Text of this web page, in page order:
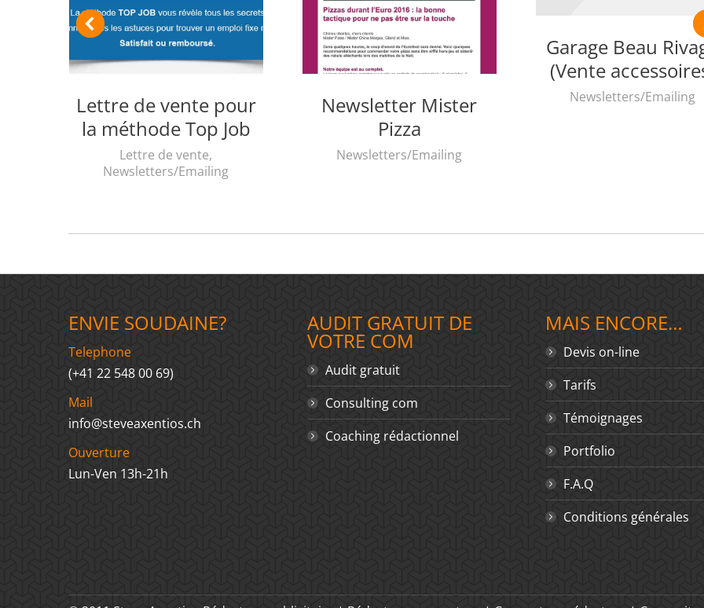
Lettre de vente pour
la méthode Top Job
Lettre de vente,
Newsletters/Emailing
Newsletter Mister
Pizza
Newsletters/Emailing
Garage Beau
(Vente
Newsletters/Emailing
ENVIE SOUDAINE?
Telephone
(+41 22 548 00 69)
Mail
info@steveaxentios.ch
Ouverture
Lun-Ven 13h-21h
AUDIT GRATUIT DE
VOTRE COM
Audit gratuit
Consulting com
Coaching rédactionnel
MAIS ENCORE…
Devis on-line
Tarifs
Témoignages
Portfolio
F.A.Q
Conditions générales